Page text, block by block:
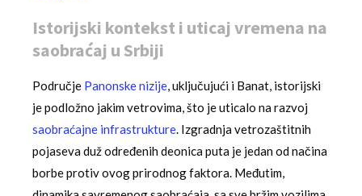
Istorijski kontekst i uticaj vremena na
saobraćaj u Srbiji
Područje Panonske nizije, uključujući i Banat, istorijski
je podložno jakim vetrovima, što je uticalo na razvoj
saobraćajne infrastrukture. Izgradnja vetrozaštitnih
pojaseva duž određenih deonica puta je jedan od načina
borbe protiv ovog prirodnog faktora. Međutim,